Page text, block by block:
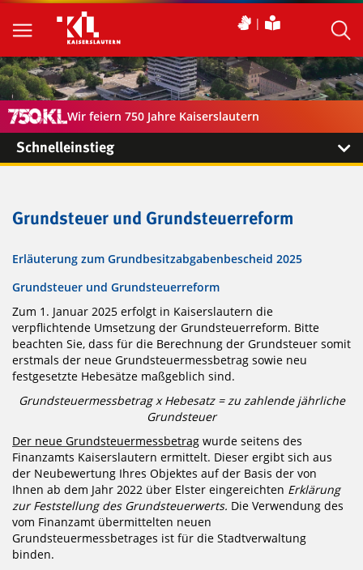
Wir feiern 750 Jahre Kaiserslautern
Schnelleinstieg
Grundsteuer und Grundsteuerreform
Erläuterung zum Grundbesitzabgabenbescheid 2025
Grundsteuer und Grundsteuerreform
Zum 1. Januar 2025 erfolgt in Kaiserslautern die
verpflichtende Umsetzung der Grundsteuerreform. Bitte
beachten Sie, dass für die Berechnung der Grundsteuer somit
erstmals der neue Grundsteuermessbetrag sowie neu
festgesetzte Hebesätze maßgeblich sind.
Grundsteuermessbetrag x Hebesatz = zu zahlende jährliche
Grundsteuer
Der neue Grundsteuermessbetrag wurde seitens des
Finanzamts Kaiserslautern ermittelt. Dieser ergibt sich aus
der Neubewertung Ihres Objektes auf der Basis der von
Ihnen ab dem Jahr 2022 über Elster eingereichten Erklärung
zur Feststellung des Grundsteuerwerts. Die Verwendung des
vom Finanzamt übermittelten neuen
Grundsteuermessbetrages ist für die Stadtverwaltung
binden.